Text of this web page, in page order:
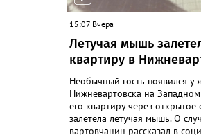
15:07 Вчера
Летучая мышь
квартиру в
Необычный гость появился у
Нижневартовска на
его квартиру через открытое
залетела летучая мышь. О
вартовчанин рассказал в